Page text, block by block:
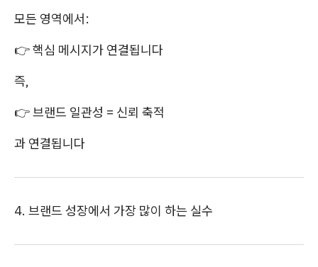
모든 영역에서:
👉 핵심 메시지가 연결됩니다
즉,
👉 브랜드 일관성 = 신뢰 축적
과 연결됩니다
4. 브랜드 성장에서 가장 많이 하는 실수